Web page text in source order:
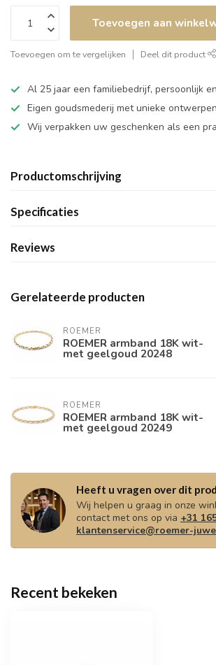
Toevoegen aan
Toevoegen om te vergelijken Deel dit product
Al 25 jaar een familiebedrijf, persoonlijk
Eigen goudsmederij met unieke ontwerpen
Wij verpakken uw geschenken als een
Productomschrijving
Specificaties
Reviews
Gerelateerde producten
ROEMER
ROEMER armband 18K wit-
met geelgoud 20248
ROEMER
ROEMER armband 18K wit-
met geelgoud 20249
Heeft u vragen over dit
Wij helpen u graag in onze
contact met ons op via +31
klantenservice@roemer-
Recent bekeken